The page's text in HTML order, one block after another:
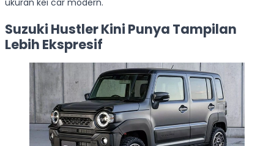
ukuran kei car modern.
Suzuki Hustler Kini Punya Tampilan
Lebih Ekspresif